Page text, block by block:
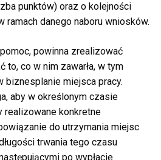
punktów) oraz o kolejności
ramach danego naboru wniosków.
powinna zrealizować
to, co w nim zawarła, w tym
miejsca pracy.
aby w określonym czasie
realizowane konkretne
do utrzymania miejsc
trwania tego czasu
po wypłacie